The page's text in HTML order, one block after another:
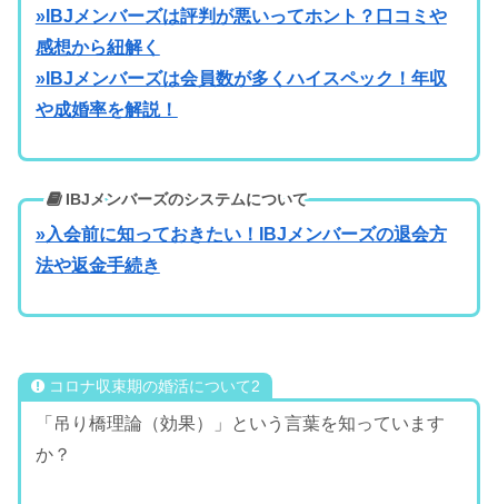
»IBJメンバーズは評判が悪いってホント？口コミや
感想から紐解く
»IBJメンバーズは会員数が多くハイスペック！年収
や成婚率を解説！
IBJメンバーズのシステムについて
»入会前に知っておきたい！IBJメンバーズの退会方
法や返金手続き
コロナ収束期の婚活について2
「吊り橋理論（効果）」という言葉を知っています
か？